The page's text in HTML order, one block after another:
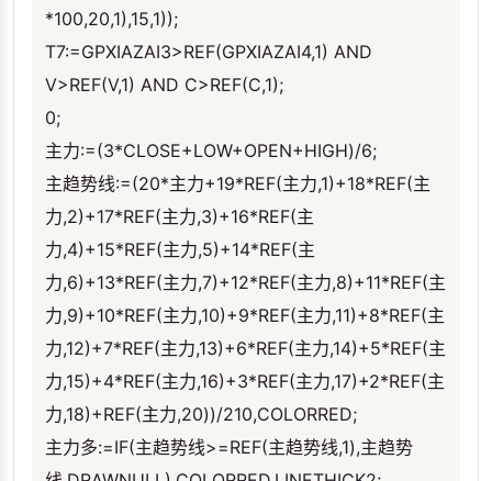
*100,20,1),15,1));
T7:=GPXIAZAI3>REF(GPXIAZAI4,1) AND
V>REF(V,1) AND C>REF(C,1);
0;
主力:=(3*CLOSE+LOW+OPEN+HIGH)/6;
主趋势线:=(20*主力+19*REF(主力,1)+18*REF(主
力,2)+17*REF(主力,3)+16*REF(主
力,4)+15*REF(主力,5)+14*REF(主
力,6)+13*REF(主力,7)+12*REF(主力,8)+11*REF(主
力,9)+10*REF(主力,10)+9*REF(主力,11)+8*REF(主
力,12)+7*REF(主力,13)+6*REF(主力,14)+5*REF(主
力,15)+4*REF(主力,16)+3*REF(主力,17)+2*REF(主
力,18)+REF(主力,20))/210,COLORRED;
主力多:=IF(主趋势线>=REF(主趋势线,1),主趋势